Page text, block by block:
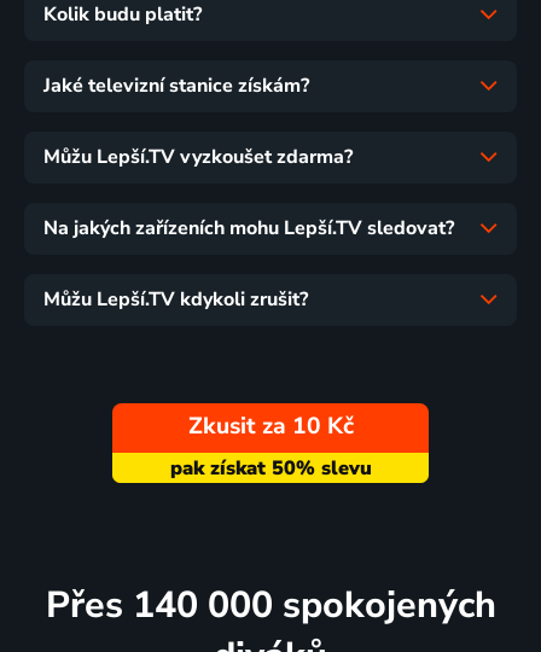
Kolik budu platit?
Jaké televizní stanice získám?
Můžu Lepší.TV vyzkoušet zdarma?
Na jakých zařízeních mohu Lepší.TV sledovat?
Můžu Lepší.TV kdykoli zrušit?
Zkusit za 10 Kč
Přes 140 000 spokojených